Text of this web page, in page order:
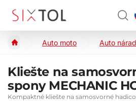
Auto moto Auto
Kliešte na
spony MECHANIC
Kompaktné kliešte na samosvorné